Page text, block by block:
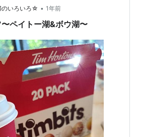
のいろいろ☆ • 1年前
ペイトー湖&ボウ湖〜